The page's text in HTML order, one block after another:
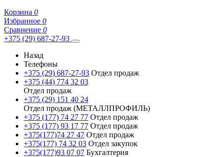
Корзина 0
Избранное 0
Сравнение 0
+375 (29) 687-27-93
Назад
Телефоны
+375 (29) 687-27-93 Отдел продаж
+375 (44) 774 32 03
Отдел продаж
+375 (29) 151 40 24
Отдел продаж (МЕТАЛЛПРОФИЛЬ)
+375 (177) 74 27 77 Отдел продаж
+375 (177) 93 17 77 Отдел продаж
+375(177)74 27 47 Отдел продаж
+375(177) 74 32 03 Отдел закупок
+375(177)93 07 07 Бухгалтерия